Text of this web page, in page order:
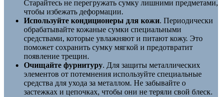
Старайтесь не перегружать сумку лишними предметами,
чтобы избежать деформации.
Используйте кондиционеры для кожи. Периодически
обрабатывайте кожаные сумки специальными
средствами, которые увлажняют и питают кожу. Это
поможет сохранить сумку мягкой и предотвратит
появление трещин.
Очищайте фурнитуру. Для защиты металлических
элементов от потемнения используйте специальные
средства для ухода за металлом. Не забывайте о
застежках и цепочках, чтобы они не теряли свой блеск.